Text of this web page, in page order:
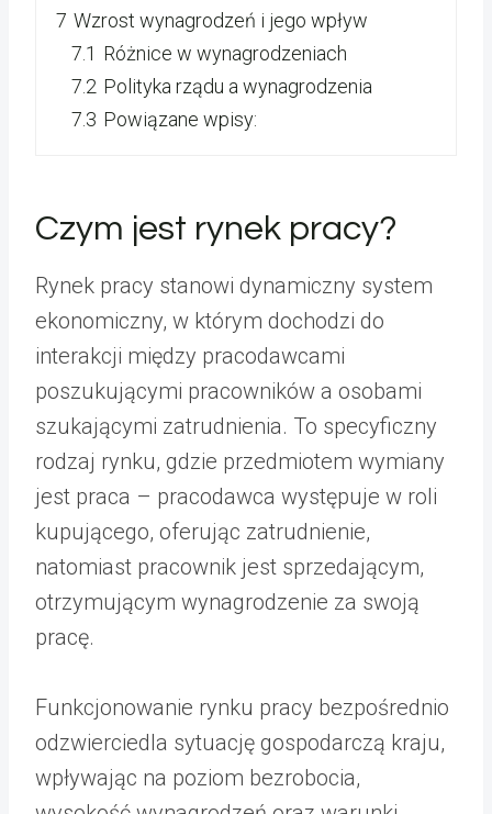
7 Wzrost wynagrodzeń i jego wpływ
7.1 Różnice w wynagrodzeniach
7.2 Polityka rządu a wynagrodzenia
7.3 Powiązane wpisy:
Czym jest rynek pracy?
Rynek pracy stanowi dynamiczny system
ekonomiczny, w którym dochodzi do
interakcji między pracodawcami
poszukującymi pracowników a osobami
szukającymi zatrudnienia. To specyficzny
rodzaj rynku, gdzie przedmiotem wymiany
jest praca – pracodawca występuje w roli
kupującego, oferując zatrudnienie,
natomiast pracownik jest sprzedającym,
otrzymującym wynagrodzenie za swoją
pracę.
Funkcjonowanie rynku pracy bezpośrednio
odzwierciedla sytuację gospodarczą kraju,
wpływając na poziom bezrobocia,